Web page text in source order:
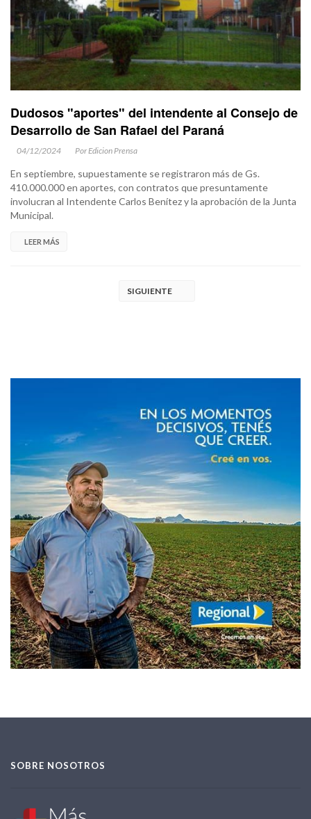
Dudosos "aportes" del intendente al Consejo de
Desarrollo de San Rafael del Paraná
04/12/2024 Por Edicion Prensa
En septiembre, supuestamente se registraron más de Gs.
410.000.000 en aportes, con contratos que presuntamente
involucran al Intendente Carlos Benítez y la aprobación de la Junta
Municipal.
LEER MÁS
SIGUIENTE
SOBRE NOSOTROS